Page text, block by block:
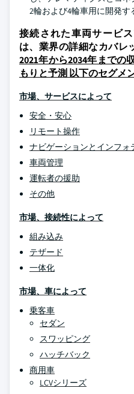
2輪および4輪車用に開発す
接続された車両サービ
は、業界の詳細なカバレ
2021年から2034年までの
もりと予測 以下のセグメ
市場、サービスによって
安全・安心
リモート操作
ナビゲーションとインフォ
車両管理
運転者の援助
その他
市場、接続性によって
組み込み
テザード
一体化
市場、車によって
乗客車
セダン
スワッピング
ハッチバック
商用車
LCVシリーズ